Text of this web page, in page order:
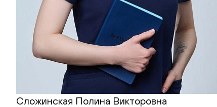
Сложинская Полина Викторовна